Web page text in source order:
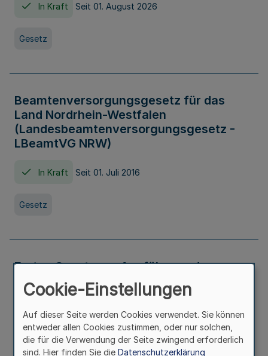
In Kraft Seit 01. August 2026
Gesetz
Beamtenversorgungsgesetz für das
Land Nordrhein-Westfalen
(Landesbeamtenversorgungsgesetz -
LBeamtVG NRW)
In Kraft Seit 01. Juli 2016
Gesetz
Erstes Gesetz zur Ausführung des
Kinder- und Jugendhilfegesetzes - AG -
KJHG -
In Kraft Seit 01. Januar 1991
Cookie-Einstellungen
Auf dieser Seite werden Cookies verwendet. Sie können
entweder allen Cookies zustimmen, oder nur solchen,
die für die Verwendung der Seite zwingend erforderlich
sind. Hier finden Sie die Datenschutzerklärung